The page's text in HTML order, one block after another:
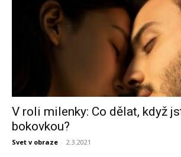
V roli milenky: Co dělat, když
bokovkou?
Svet v obraze - 2.3.2021